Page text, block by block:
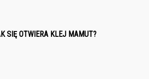
SIĘ OTWIERA KLEJ MAMUT?